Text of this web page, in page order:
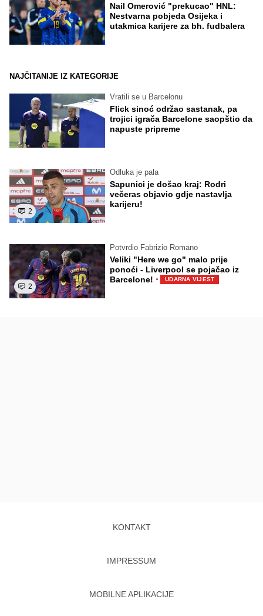
Nail Omerović "prekucao" HNL:
Nestvarna pobjeda Osijeka i
utakmica karijere za bh. fudbalera
NAJČITANIJE IZ KATEGORIJE
Vratili se u Barcelonu
Flick sinoć održao sastanak, pa
trojici igrača Barcelone saopštio da
napuste pripreme
2
Odluka je pala
Sapunici je došao kraj: Rodri
večeras objavio gdje nastavlja
karijeru!
2
Potvrdio Fabrizio Romano
Veliki "Here we go" malo prije
ponoći - Liverpool se pojačao iz
Barcelone! · UDARNA VIJEST
KONTAKT
IMPRESSUM
MOBILNE APLIKACIJE